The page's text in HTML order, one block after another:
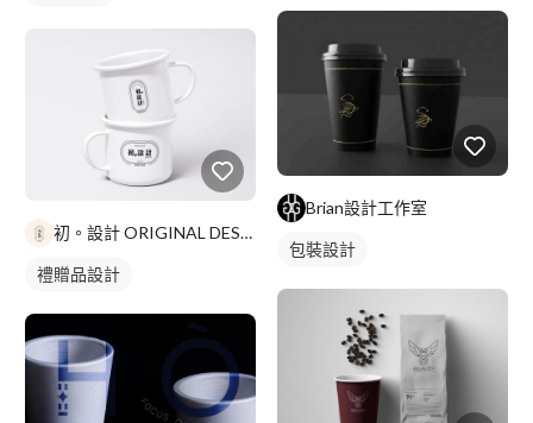
初。設計 ORIGINAL DESIGN
禮贈品設計
Brian設計工作室
包裝設計